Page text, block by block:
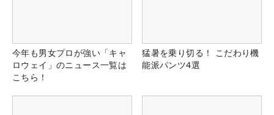
今年も男女プロが強い「キャ
ロウェイ」のニュース一覧は
こちら！
猛暑を乗り切る！ こだわり機
能派パンツ4選